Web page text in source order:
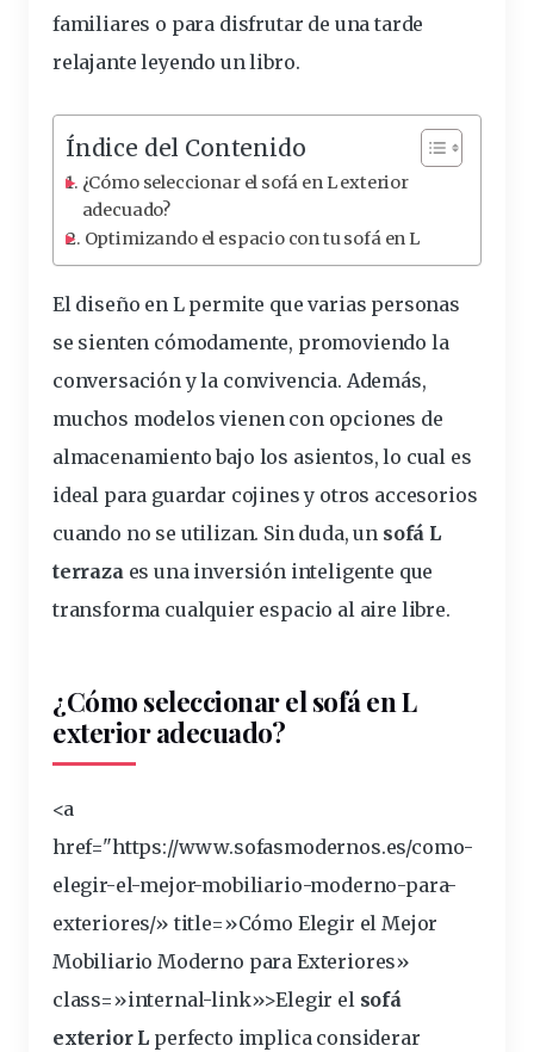
familiares o para disfrutar de unatarde
relajante leyendo un libro.
Índice del Contenido
¿Cómo seleccionar el sofá en L exterior
adecuado?
Optimizando el espacio con tu sofá en L
El diseño en L permite que varias personas
se sienten cómodamente, promoviendo la
conversación y la convivencia. Además,
muchos modelos vienen con opciones de
almacenamiento bajo los asientos, lo cual es
ideal para guardar cojinesy otros accesorios
cuando no se utilizan. Sin duda, un sofá L
terrazaes una inversión inteligente que
transforma cualquier espacio al aire libre.
¿Cómo seleccionar el sofá en L
exterior adecuado?
<a
href="https://www.sofasmodernos.es/como-
elegir-el-mejor-mobiliario-moderno-para-
exteriores/» title=»Cómo Elegir el Mejor
Mobiliario Moderno para Exteriores»
class=»internal-link»>Elegir el sofá
exterior L perfecto implica considerar